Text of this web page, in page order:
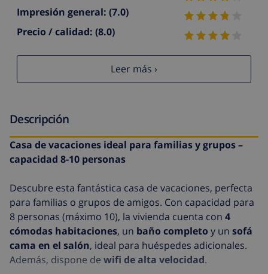
Impresión general: (7.0)
Precio / calidad: (8.0)
Leer más ›
Descripción
Casa de vacaciones ideal para familias y grupos –
capacidad 8-10 personas
Descubre esta fantástica casa de vacaciones, perfecta
para familias o grupos de amigos. Con capacidad para
8 personas (máximo 10), la vivienda cuenta con 4
cómodas habitaciones, un baño completo y un sofá
cama en el salón, ideal para huéspedes adicionales.
Además, dispone de wifi de alta velocidad.